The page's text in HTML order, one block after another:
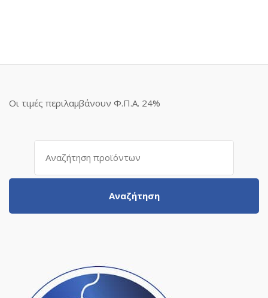
Οι τιμές περιλαμβάνουν Φ.Π.Α. 24%
Αναζήτηση
Αναζήτηση